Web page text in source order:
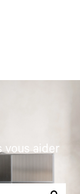
vous aider